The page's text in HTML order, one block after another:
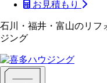
お見積もり
石川・福井・富山のリフ
ジング